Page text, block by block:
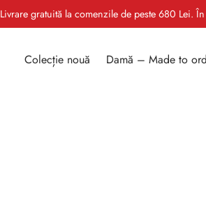
Livrare gratuită la comenzile de peste 680 Lei.
Colecție nouă Damă – Made to